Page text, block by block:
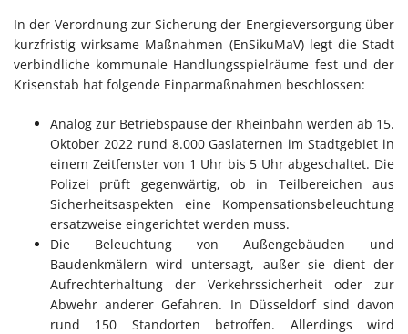
In der Verordnung zur Sicherung der Energieversorgung über
kurzfristig wirksame Maßnahmen (EnSikuMaV) legt die Stadt
verbindliche kommunale Handlungsspielräume fest und der
Krisenstab hat folgende Einparmaßnahmen beschlossen:
Analog zur Betriebspause der Rheinbahn werden ab 15.
Oktober 2022 rund 8.000 Gaslaternen im Stadtgebiet in
einem Zeitfenster von 1 Uhr bis 5 Uhr abgeschaltet. Die
Polizei prüft gegenwärtig, ob in Teilbereichen aus
Sicherheitsaspekten eine Kompensationsbeleuchtung
ersatzweise eingerichtet werden muss.
Die Beleuchtung von Außengebäuden und
Baudenkmälern wird untersagt, außer sie dient der
Aufrechterhaltung der Verkehrssicherheit oder zur
Abwehr anderer Gefahren. In Düsseldorf sind davon
rund 150 Standorten betroffen. Allerdings wird